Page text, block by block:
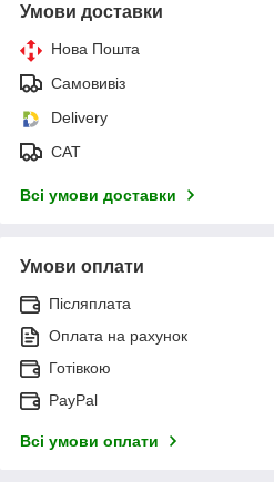
Умови доставки
Нова Пошта
Самовивіз
Delivery
САТ
Всі умови доставки
Умови оплати
Післяплата
Оплата на рахунок
Готівкою
PayPal
Всі умови оплати